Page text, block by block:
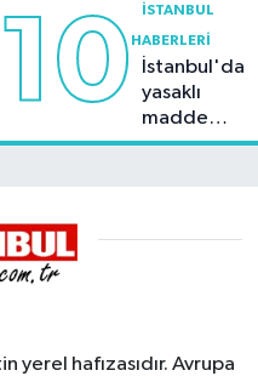
10 İSTANBUL
HABERLERI
İstanbul'da
yasaklı
madde
operasyonu
yerel hafızasıdır. Avrupa